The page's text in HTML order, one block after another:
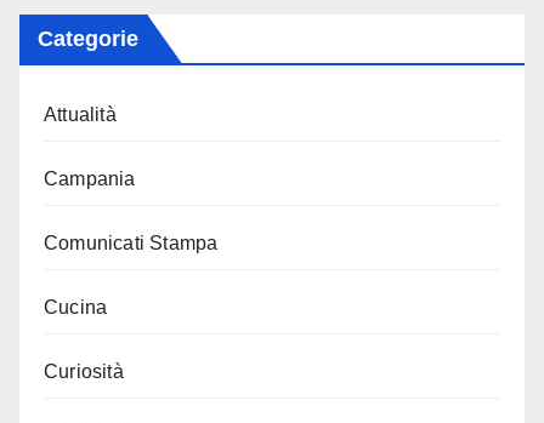
Categorie
Attualità
Campania
Comunicati Stampa
Cucina
Curiosità